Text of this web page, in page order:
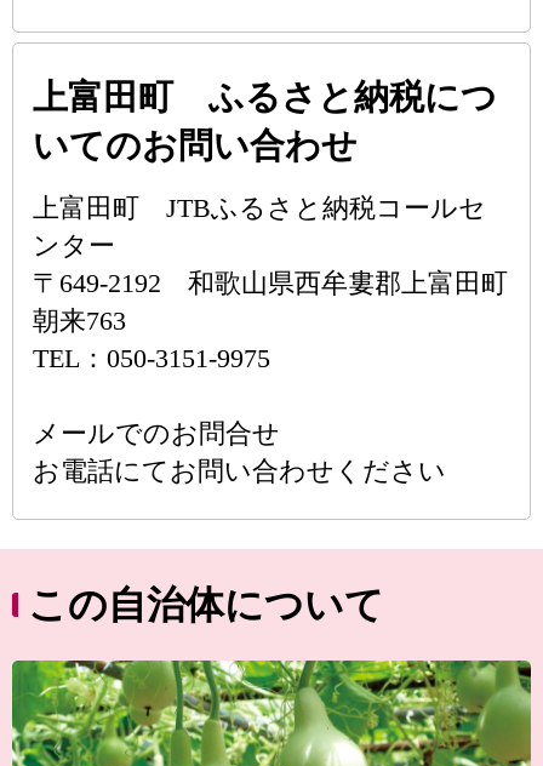
上富田町 ふるさと納税につ
いてのお問い合わせ
上富田町 JTBふるさと納税コールセ
ンター
〒649-2192 和歌山県西牟婁郡上富田町
朝来763
TEL：050-3151-9975
メールでのお問合せ
お電話にてお問い合わせください
この自治体について